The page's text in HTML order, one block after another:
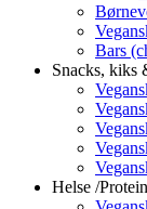
Bars
Snacks, kiks
Helse /Protein